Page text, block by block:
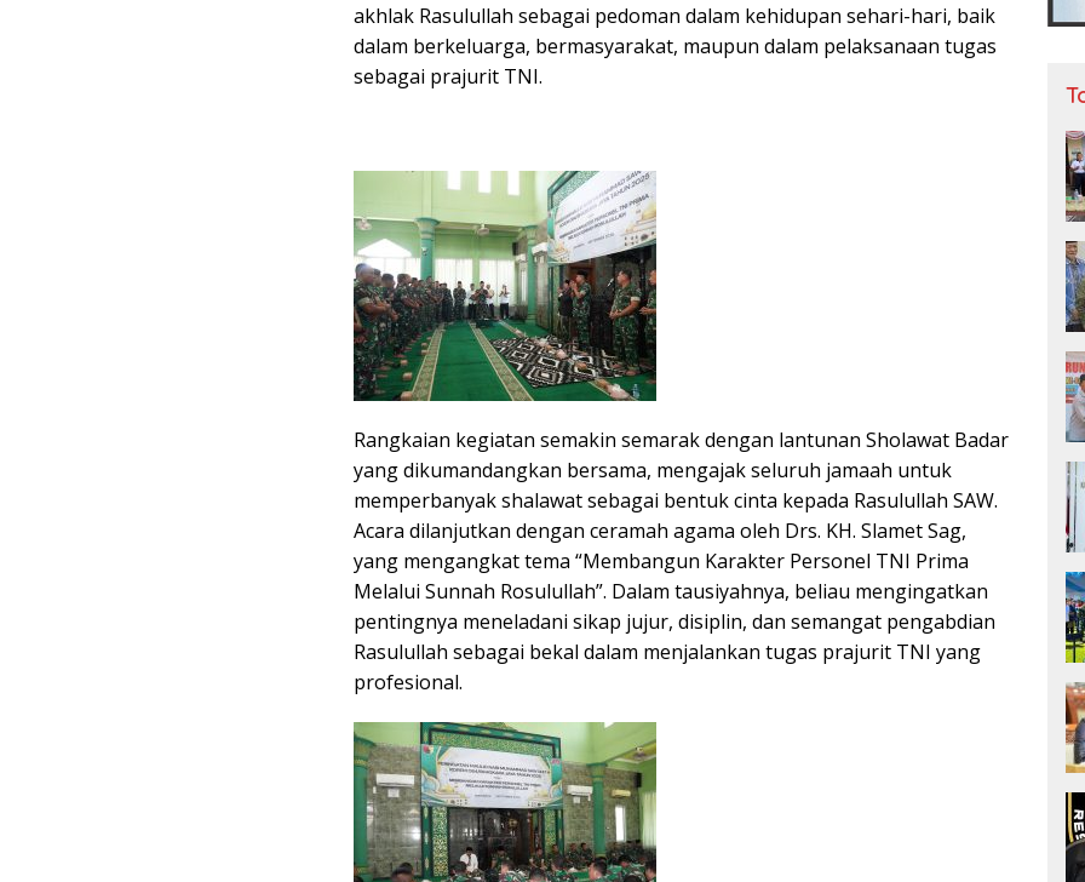
akhlak Rasulullah sebagai pedoman dalam kehidupan sehari-hari, baik
dalam berkeluarga, bermasyarakat, maupun dalam pelaksanaan tugas
sebagai prajurit TNI.
Rangkaian kegiatan semakin semarak dengan lantunan Sholawat Badar
yang dikumandangkan bersama, mengajak seluruh jamaah untuk
memperbanyak shalawat sebagai bentuk cinta kepada Rasulullah SAW.
Acara dilanjutkan dengan ceramah agama oleh Drs. KH. Slamet Sag,
yang mengangkat tema “Membangun Karakter Personel TNI Prima
Melalui Sunnah Rosulullah”. Dalam tausiyahnya, beliau mengingatkan
pentingnya meneladani sikap jujur, disiplin, dan semangat pengabdian
Rasulullah sebagai bekal dalam menjalankan tugas prajurit TNI yang
profesional.